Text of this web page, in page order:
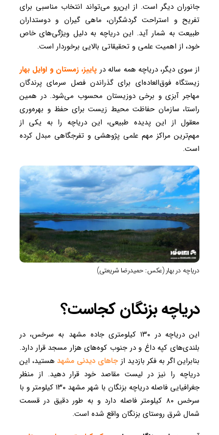
جانوران دیگر است. از این‌رو می‌تواند انتخاب مناسبی برای
تفریح و استراحت گردشگران، ماهی گیران و دوستداران
طبیعت به شمار آید. این دریاچه به دلیل ویژگی‌های خاص
خود، از اهمیت علمی و تحقیقاتی بالایی برخوردار است.
از سوی دیگر، دریاچه همه ساله در پاییز، زمستان و اوایل بهار
زیستگاه فوق‌العاده‌ای برای گذراندن فصل سرمای پرندگان
مهاجر آبزی و برخی دوزیستان محسوب می‌شود. در همین
راستا، سازمان حفاظت محیط زیست برای حفظ و بهره‌وری
معقول از این پدیده طبیعی، این دریاچه را به یکی از
مهم‌ترین مراکز مهم علمی پژوهشی و تفرجگاهی مبدل کرده
است.
دریاچه در بهار (عکس: حمیدرضا شریعتی)
دریاچه بزنگان کجاست؟
این دریاچه در ۱۳۰ کیلومتری جاده مشهد به سرخس، در
بلندی‌های کپه داغ و در جنوب کوه‌های هزار مسجد قرار دارد.
بنابراین اگر به فکر بازدید ازجاهای دیدنی مشهدهستید، این
دریاچه را نیز در لیست مقاصد خود قرار دهید. از منظر
جغرافیایی فاصله دریاچه بزنگان با شهر مشهد ۱۳۰ کیلومتر و با
سرخس ۸۰ کیلومتر فاصله دارد و به طور دقیق در قسمت
شمال شرق روستای بزنگان واقع شده است.